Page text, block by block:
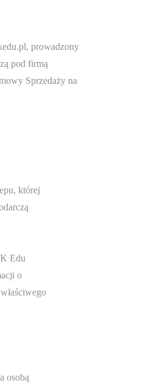
prowadzony
pod firmą
Sprzedaży na
której
Edu
o
osobą